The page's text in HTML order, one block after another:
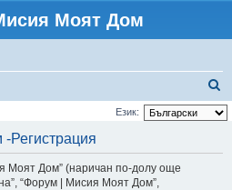
Моят Дом
ъ
Език:
Регистрация
Моят Дом” (наричан по-долу още
“Форум | Мисия Моят Дом”,